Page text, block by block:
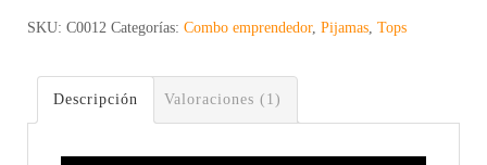
emprendedor
SKU: C0012 Categorías: Combo emprendedor, Pijamas, Tops
Descripción Valoraciones (1)